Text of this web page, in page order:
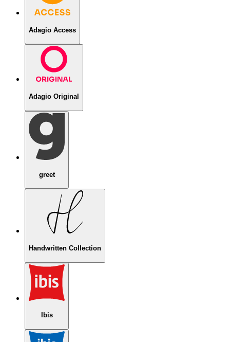
Adagio Access
Adagio Original
greet
Handwritten Collection
Ibis